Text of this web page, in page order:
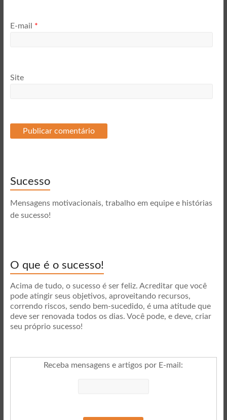
E-mail *
Site
Sucesso
Mensagens motivacionais, trabalho em equipe e histórias
de sucesso!
O que é o sucesso!
Acima de tudo, o sucesso é ser feliz. Acreditar que você
pode atingir seus objetivos, aproveitando recursos,
correndo riscos, sendo bem-sucedido, é uma atitude que
deve ser renovada todos os dias. Você pode, e deve, criar
seu próprio sucesso!
Receba mensagens e artigos por E-mail :